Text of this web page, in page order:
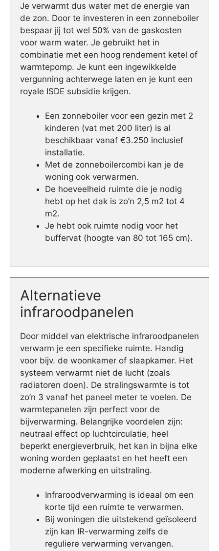
Je verwarmt dus water met de energie van
de zon. Door te investeren in een zonneboiler
bespaar jij tot wel 50% van de gaskosten
voor warm water. Je gebruikt het in
combinatie met een hoog rendement ketel of
warmtepomp. Je kunt een ingewikkelde
vergunning achterwege laten en je kunt een
royale ISDE subsidie krijgen.
Een zonneboiler voor een gezin met 2
kinderen (vat met 200 liter) is al
beschikbaar vanaf €3.250 inclusief
installatie.
Met de zonneboilercombi kan je de
woning ook verwarmen.
De hoeveelheid ruimte die je nodig
hebt op het dak is zo’n 2,5 m2 tot 4
m2.
Je hebt ook ruimte nodig voor het
buffervat (hoogte van 80 tot 165 cm).
Alternatieve
infraroodpanelen
Door middel van elektrische infraroodpanelen
verwarm je een specifieke ruimte. Handig
voor bijv. de woonkamer of slaapkamer. Het
systeem verwarmt niet de lucht (zoals
radiatoren doen). De stralingswarmte is tot
zo’n 3 vanaf het paneel meter te voelen. De
warmtepanelen zijn perfect voor de
bijverwarming. Belangrijke voordelen zijn:
neutraal effect op luchtcirculatie, heel
beperkt energieverbruik, het kan in bijna elke
woning worden geplaatst en het heeft een
moderne afwerking en uitstraling.
Infraroodverwarming is ideaal om een
korte tijd een ruimte te verwarmen.
Bij woningen die uitstekend geïsoleerd
zijn kan IR-verwarming zelfs de
reguliere verwarming vervangen.